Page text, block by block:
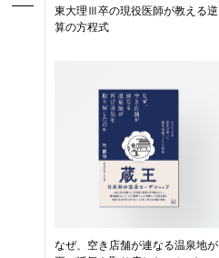
東大理Ⅲ卒の現役医師が教える逆
算の方程式
なぜ、空き店舗が連なる温泉地が